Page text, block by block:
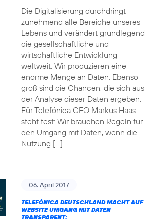
Die Digitalisierung durchdringt
zunehmend alle Bereiche unseres
Lebens und verändert grundlegend
die gesellschaftliche und
wirtschaftliche Entwicklung
weltweit. Wir produzieren eine
enorme Menge an Daten. Ebenso
groß sind die Chancen, die sich aus
der Analyse dieser Daten ergeben.
Für Telefónica CEO Markus Haas
steht fest: Wir brauchen Regeln für
den Umgang mit Daten, wenn die
Nutzung […]
06. April 2017
TELEFÓNICA DEUTSCHLAND MACHT AUF
WEBSITE UMGANG MIT DATEN
TRANSPARENT: